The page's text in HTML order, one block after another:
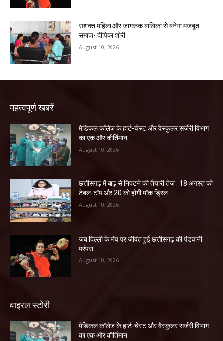
सशक्त महिला और जागरूक बालिका से बनेगा मजबूत
समाज- दीपिका शोरी
August 10, 2026
महत्वपूर्ण खबरें
​मेडिकल कॉलेज के हार्ट-चेस्ट और वैस्कुलर सर्जरी विभाग
का एक और कीर्तिमान
August 10, 2026
छत्तीसगढ़ में बाढ़ से निपटने की तैयारी तेज : 18 अगस्त को
टेबल-टॉप और 20 को होगी मॉक ड्रिल
August 10, 2026
जब दिल्ली के मंच पर जीवंत हुई छत्तीसगढ़ की पंडवानी
परंपरा
August 10, 2026
वाइरल स्टोरी
​मेडिकल कॉलेज के हार्ट-चेस्ट और वैस्कुलर सर्जरी विभाग
का एक और कीर्तिमान